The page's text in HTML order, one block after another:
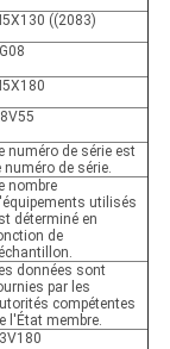
((2083)
numéro de série est
numéro de série.
nombre
utilisés
déterminé en
de
données sont
par les
compétentes
l'État membre.